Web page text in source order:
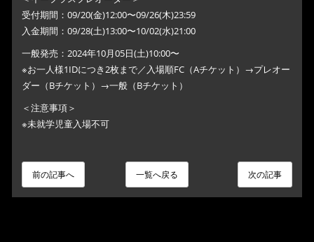
受付期間：09/20(金)12:00〜09/26(木)23:59
入金期間：09/28(土)13:00〜10/02(水)21:00
一般発売：2024年10月05日(土)10:00〜
※お一人様1IDにつき2枚まで／入場順FC（Aチケット）→プレオー
ダー（Bチケット）→一般（Bチケット）
＜注意事項＞
※未就学児童入場不可
次の記事
一覧へ戻る
前の記事へ